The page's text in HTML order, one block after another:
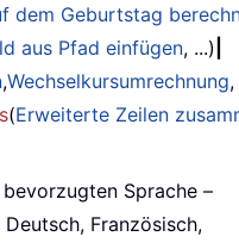
dem Geburtstag
aus Pfad einfügen, ...)
,Wechselkursumrechnung
(Erweiterte Zeilen
Sprache –
Französisch,